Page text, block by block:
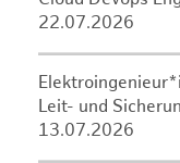
22.07.2026
Leit- und
13.07.2026